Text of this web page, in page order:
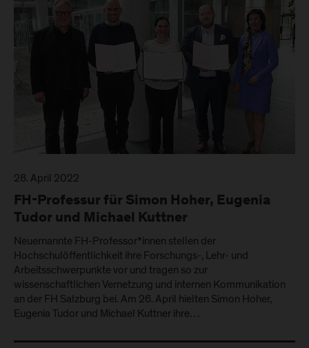
28. April 2022
FH-Professur für Simon Hoher, Eugenia
Tudor und Michael Kuttner
Neuernannte FH-Professor*innen stellen der
Hochschulöffentlichkeit ihre Forschungs-, Lehr- und
Arbeitsschwerpunkte vor und tragen so zur
wissenschaftlichen Vernetzung und internen Kommunikation
an der FH Salzburg bei. Am 26. April hielten Simon Hoher,
Eugenia Tudor und Michael Kuttner ihre…